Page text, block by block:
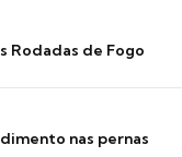
Rodadas de Fogo
nas pernas